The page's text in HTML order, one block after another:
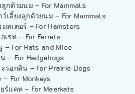
กด้วยนม – For Mammals
เลี้ยงลูกด้วยนม – For Mammals
สเตอร์ – For Hamsters
เรท – For Ferrets
– For Rats and Mice
– For Hedgehogs
รอกดิน – For Prairie Dogs
For Monkeys
ร์แคท – For Meerkats